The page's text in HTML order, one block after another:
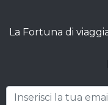
La Fortuna di